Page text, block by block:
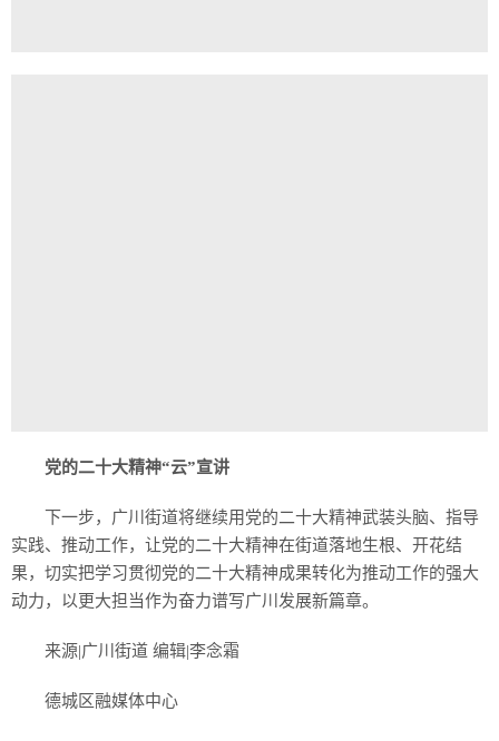
党的二十大精神“云”宣讲
下一步，广川街道将继续用党的二十大精神武装头脑、指导
实践、推动工作，让党的二十大精神在街道落地生根、开花结
果，切实把学习贯彻党的二十大精神成果转化为推动工作的强大
动力，以更大担当作为奋力谱写广川发展新篇章。
来源|广川街道 编辑|李念霜
德城区融媒体中心